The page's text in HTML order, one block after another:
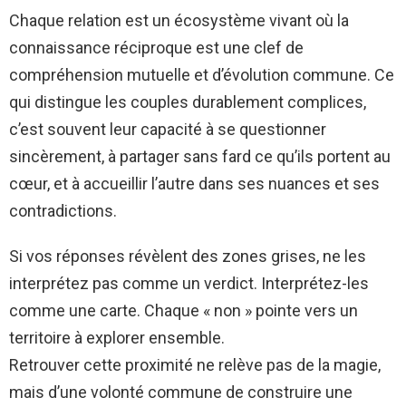
Chaque relation est un écosystème vivant où la
connaissance réciproque est une clef de
compréhension mutuelle et d’évolution commune. Ce
qui distingue les couples durablement complices,
c’est souvent leur capacité à se questionner
sincèrement, à partager sans fard ce qu’ils portent au
cœur, et à accueillir l’autre dans ses nuances et ses
contradictions.
Si vos réponses révèlent des zones grises, ne les
interprétez pas comme un verdict. Interprétez-les
comme une carte. Chaque « non » pointe vers un
territoire à explorer ensemble.
Retrouver cette proximité ne relève pas de la magie,
mais d’une volonté commune de construire une